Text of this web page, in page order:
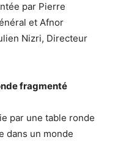
par Pierre
et Afnor
Nizri, Directeur
fragmenté
par une table ronde
dans un monde